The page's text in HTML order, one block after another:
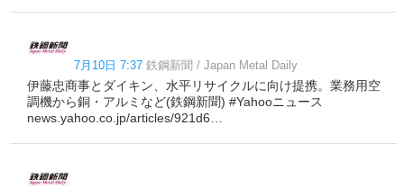
7月10日 7:37 鉄鋼新聞 / Japan Metal Daily
伊藤忠商事とダイキン、水平リサイクルに向け提携。業務用空
調機から銅・アルミなど(鉄鋼新聞) #Yahooニュース
news.yahoo.co.jp/articles/921d6…